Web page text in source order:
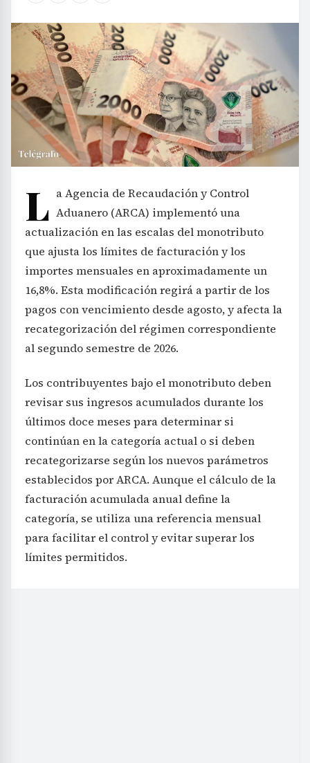
L a Agencia de Recaudación y Control
Aduanero (ARCA) implementó una
actualización en las escalas del monotributo
que ajusta los límites de facturación y los
importes mensuales en aproximadamente un
16,8%. Esta modificación regirá a partir de los
pagos con vencimiento desde agosto, y afecta la
recategorización del régimen correspondiente
al segundo semestre de 2026.
Los contribuyentes bajo el monotributo deben
revisar sus ingresos acumulados durante los
últimos doce meses para determinar si
continúan en la categoría actual o si deben
recategorizarse según los nuevos parámetros
establecidos por ARCA. Aunque el cálculo de la
facturación acumulada anual define la
categoría, se utiliza una referencia mensual
para facilitar el control y evitar superar los
límites permitidos.